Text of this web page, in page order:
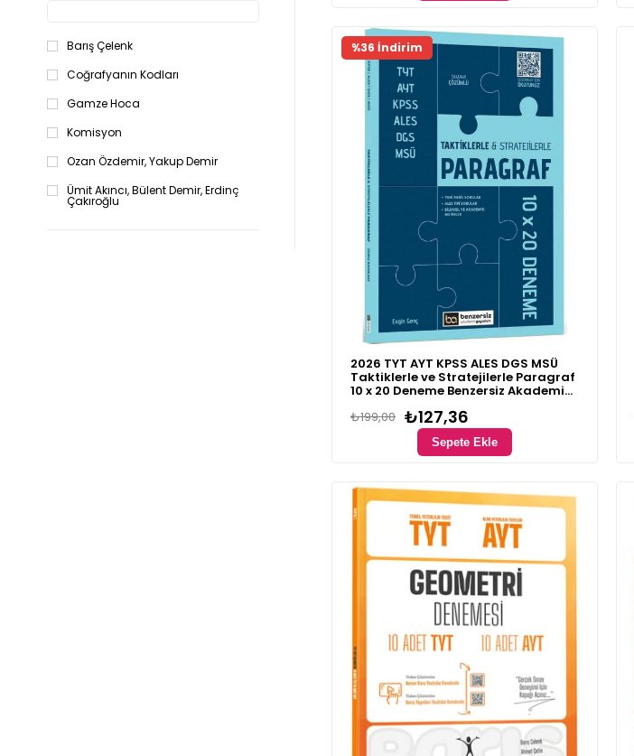
Barış Çelenk
Coğrafyanın Kodları
Gamze Hoca
Komisyon
Ozan Özdemir, Yakup Demir
Ümit Akıncı, Bülent Demir, Erdinç
Çakıroğlu
2026 TYT AYT KPSS ALES DGS MSÜ
Taktiklerle ve Stratejilerle Paragraf
10 x 20 Deneme Benzersiz Akademi
₺127,36
₺199,00
Sepete Ekle
%36 İndirim